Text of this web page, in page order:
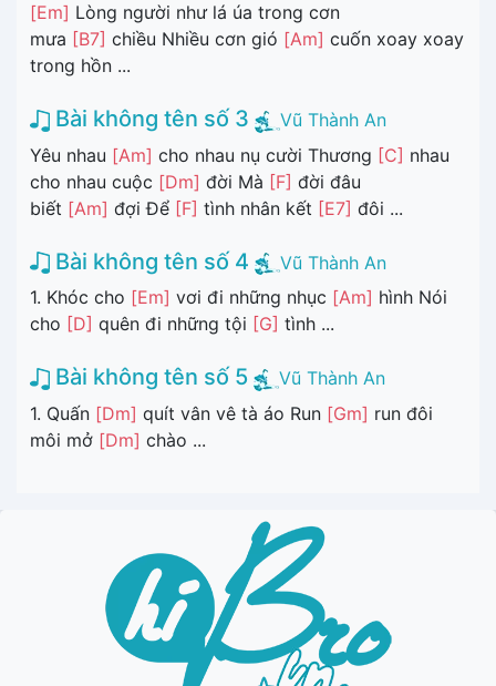
[Em] Lòng người như lá úa trong cơn
mưa [B7] chiều Nhiều cơn gió [Am] cuốn xoay xoay
trong hồn ...
Bài không tên số 3
Vũ Thành An
Yêu nhau [Am] cho nhau nụ cười Thương [C] nhau
cho nhau cuộc [Dm] đời Mà [F] đời đâu
biết [Am] đợi Để [F] tình nhân kết [E7] đôi ...
Bài không tên số 4
Vũ Thành An
1. Khóc cho [Em] vơi đi những nhục [Am] hình Nói
cho [D] quên đi những tội [G] tình ...
Bài không tên số 5
Vũ Thành An
1. Quấn [Dm] quít vân vê tà áo Run [Gm] run đôi
môi mở [Dm] chào ...